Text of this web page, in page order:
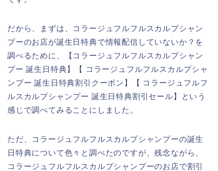
だから、まずは、コラージュフルフルスカルプシャン
プーのお店が誕生日特典で情報配信していないか？を
調べるために、【コラージュフルフルスカルプシャン
プー 誕生日特典】【 コラージュフルフルスカルプシャ
ンプー 誕生日特典割引クーポン】【 コラージュフルフ
ルスカルプシャンプー 誕生日特典割引セール】という
感じで調べてみることにしました。
ただ、コラージュフルフルスカルプシャンプーの誕生
日特典について色々と調べたのですが、残念ながら、
コラージュフルフルスカルプシャンプーのお店で割引